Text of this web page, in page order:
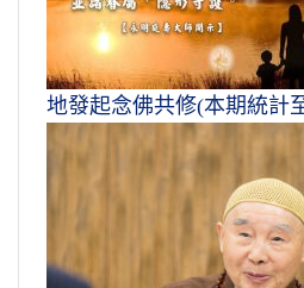
地發起念佛共修(本期統計